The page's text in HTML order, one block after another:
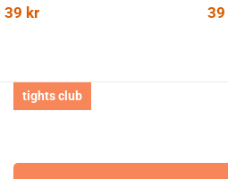
39 kr 39
tights club